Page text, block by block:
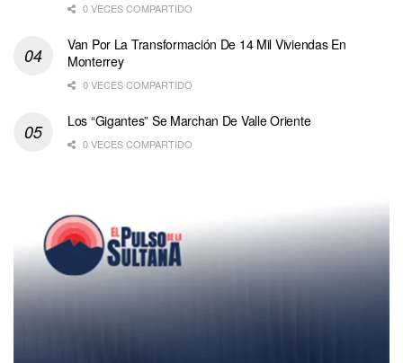
0 VECES COMPARTIDO
Van Por La Transformación De 14 Mil Viviendas En
Monterrey
0 VECES COMPARTIDO
Los “Gigantes” Se Marchan De Valle Oriente
0 VECES COMPARTIDO